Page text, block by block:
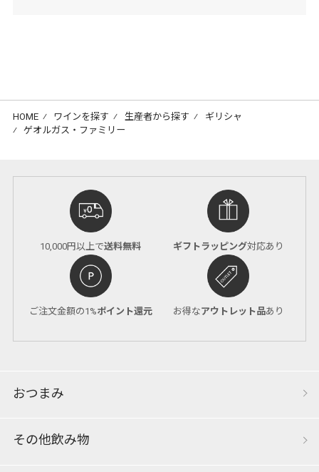
HOME ⁄ ワインを探す ⁄ 生産者から探す ⁄ ギリシャ
⁄ ゲオルガス・ファミリー
10,000円以上で送料無料 ギフトラッピング対応あり
ご注文金額の1%ポイント還元 お得なアウトレット品あり
おつまみ
その他飲み物